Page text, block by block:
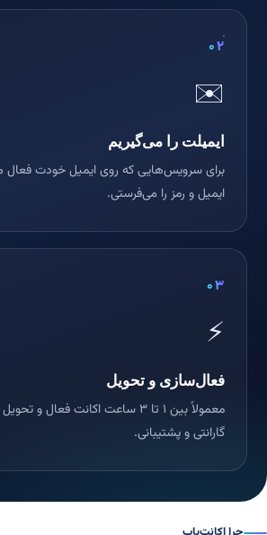
۰۲
✉️
ایمیلت را می‌گیریم
برای سرویس‌هایی که روی ایمیل خودت فعال
ایمیل و رمز را می‌فرستی.
۰۳
⚡
فعال‌سازی و تحویل
معمولاً بین ۱ تا ۳ ساعت اکانت فعال
گارانتی و پشتیبانی.